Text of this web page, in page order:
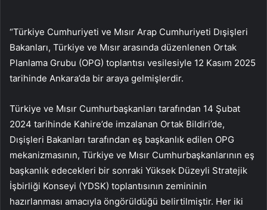
“Türkiye Cumhuriyeti ve Mısır Arap Cumhuriyeti Dışişleri
Bakanları, Türkiye ve Mısır arasında düzenlenen Ortak
Planlama Grubu (OPG) toplantısı vesilesiyle 12 Kasım 2025
tarihinde Ankara’da bir araya gelmişlerdir.
Türkiye ve Mısır Cumhurbaşkanları tarafından 14 Şubat
2024 tarihinde Kahire’de imzalanan Ortak Bildiri’de,
Dışişleri Bakanları tarafından eş başkanlık edilen OPG
mekanizmasının, Türkiye ve Mısır Cumhurbaşkanlarının eş
başkanlık edecekleri bir sonraki Yüksek Düzeyli Stratejik
İşbirliği Konseyi (YDSK) toplantısının zemininin
hazırlanması amacıyla öngörüldüğü belirtilmiştir. Her iki